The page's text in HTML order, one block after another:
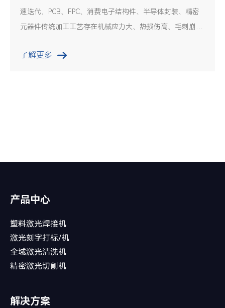
速迭代，PCB、FPC、消费电子结构件、半导体封装、精密
元器件传统加工工艺存在机械应力大、热损伤高、毛刺崩
精度、低热影响、无机械应力、自
了解更多
产品中心
塑料激光焊接机
激光刻字打标/机
全域激光清洗机
精密激光切割机
解决方案